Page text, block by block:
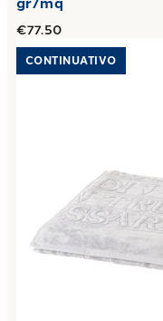
€77.50
Link to "Telo Bagno
CONTINUATIVO